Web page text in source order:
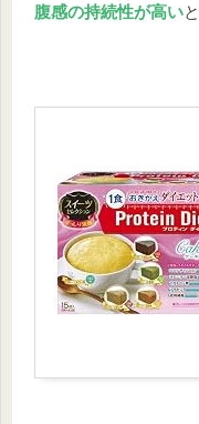
腹感の持続性が高い